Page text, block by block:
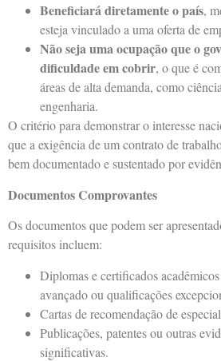
Beneficiará diretamente o país,
esteja vinculado a uma oferta de
Não seja uma ocupação que o
dificuldade em cobrir, o que é
áreas de alta demanda, como
engenharia.
O critério para demonstrar o interesse
que a exigência de um contrato de
bem documentado e sustentado por
Documentos Comprovantes
Os documentos que podem ser
requisitos incluem:
Diplomas e certificados
avançado ou qualificações
Cartas de recomendação de
Publicações, patentes ou outras
significativas.